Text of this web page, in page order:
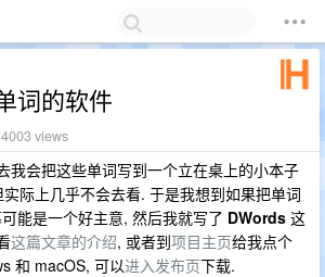
词的软件
views
我会把这些单词写到一个立在桌上的小本子
实际上几乎不会去看. 于是我想到如果把单词
能是一个好主意, 然后我就写了 DWords 这
这篇文章的介绍, 或者到项目主页给我点个
和 macOS, 可以进入发布页下载.